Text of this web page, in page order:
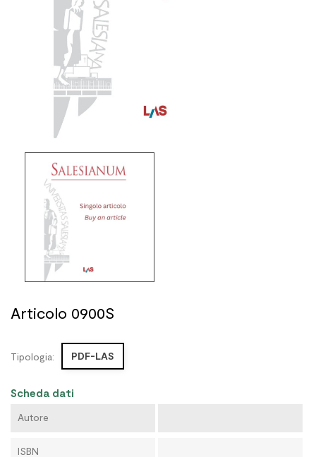
Articolo 0900S
Tipologia: PDF-LAS
Scheda dati
Autore
ISBN